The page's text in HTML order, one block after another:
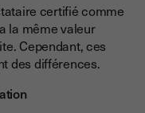
certifié comme
la même valeur
Cependant, ces
des différences.